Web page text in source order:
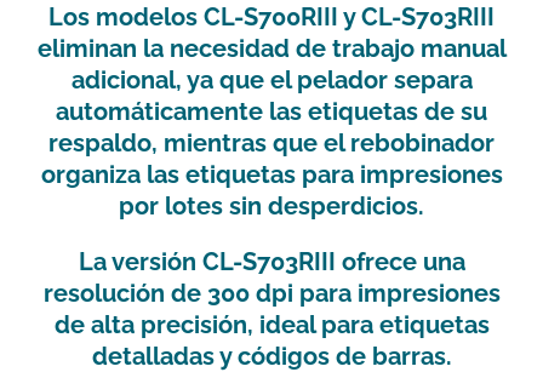
Los modelos CL-S700RIII y CL-S703RIII
eliminan la necesidad de trabajo manual
adicional, ya que el pelador separa
automáticamente las etiquetas de su
respaldo, mientras que el rebobinador
organiza las etiquetas para impresiones
por lotes sin desperdicios.
La versión CL-S703RIII ofrece una
resolución de 300 dpi para impresiones
de alta precisión, ideal para etiquetas
detalladas y códigos de barras.